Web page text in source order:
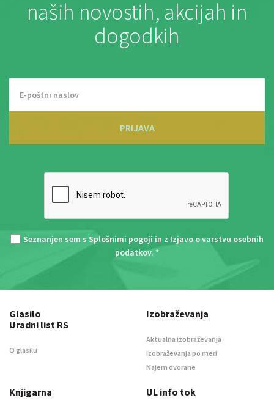
naših novostih, akcijah in
dogodkih
PRIJAVA
Seznanjen sem s Splošnimi pogoji in z Izjavo o varstvu osebnih
podatkov. *
Glasilo
Uradni list RS
O glasilu
Izobraževanja
Aktualna izobraževanja
Izobraževanja po meri
Najem dvorane
Knjigarna UL info tok